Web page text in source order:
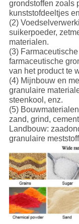
grondstoffen zoals
kunststofdeeltjes
(2)
suikerpoeder,
materialen.
(3)
farmaceutische
van het product te
(4) Mijnbouw en
granulaire
steenkool, enz.
(5)
zand, grind,
Landbouw:
granulaire